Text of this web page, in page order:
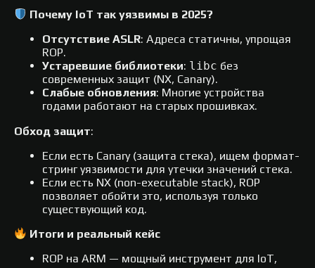
Почему IoT так уязвимы в 2025?
Отсутствие ASLR: Адреса статичны, упрощая
ROP.
Устаревшие библиотеки: libc без
современных защит (NX, Canary).
Слабые обновления: Многие устройства
годами работают на старых прошивках.
Обход защит:
Если есть Canary (защита стека), ищем формат-
стринг уязвимости для утечки значений стека.
Если есть NX (non-executable stack), ROP
позволяет обойти это, используя только
существующий код.
Итоги и реальный кейс
ROP на ARM — мощный инструмент для IoT,